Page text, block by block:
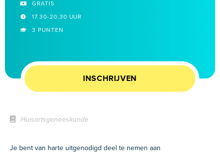
GRATIS
17.30-20.30 UUR
3 PUNTEN
INSCHRIJVEN
Huisartsgeneeskunde
Je bent van harte uitgenodigd deel te nemen aan